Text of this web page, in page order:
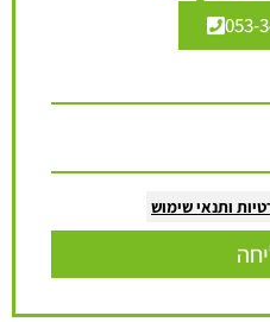
053-
ותנאי שימוש